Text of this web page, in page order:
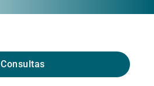
Consultas